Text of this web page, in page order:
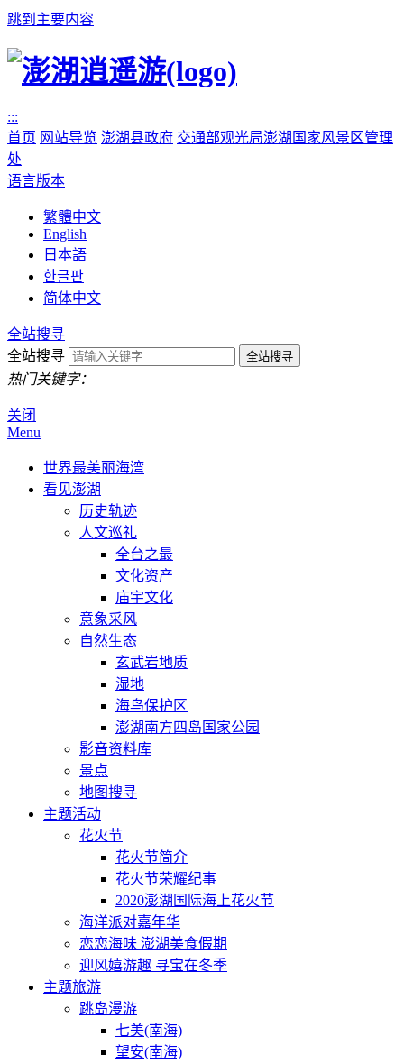
跳到主要内容
:::
首页 网站导览 澎湖县政府 交通部观光局澎湖国家风景区管理
处
语言版本
繁體中文
English
日本語
한글판
简体中文
全站搜寻
全站搜寻
热门关键字：
关闭
Menu
世界最美丽海湾
看见澎湖
历史轨迹
人文巡礼
全台之最
文化资产
庙宇文化
意象采风
自然生态
玄武岩地质
湿地
海鸟保护区
澎湖南方四岛国家公园
影音资料库
景点
地图搜寻
主题活动
花火节
花火节简介
花火节荣耀纪事
2020澎湖国际海上花火节
海洋派对嘉年华
恋恋海味 澎湖美食假期
迎风嬉游趣 寻宝在冬季
主题旅游
跳岛漫游
七美(南海)
望安(南海)